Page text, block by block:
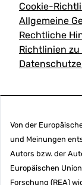
Cookie-
Allgemeine
Rechtliche
Richtlinien zu
Von der
und Meinungen
Autors bzw. der
Europäischen
Forschung (REA)